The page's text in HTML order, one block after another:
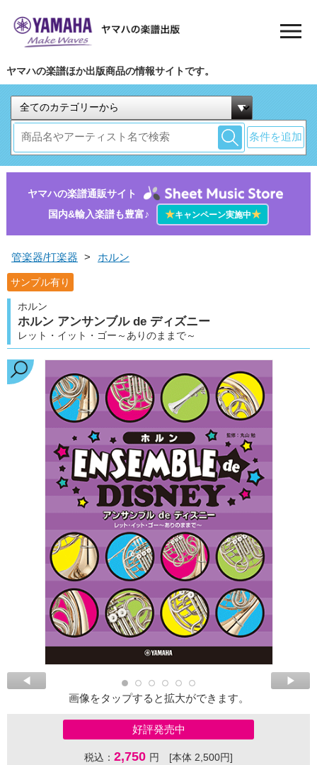
ヤマハの楽譜ほか出版商品の情報サイトです。
条件を追加
ヤマハの楽譜通販サイト
国内&輸入楽譜も豊富♪
★キャンペーン実施中★
管楽器/打楽器 > ホルン
サンプル有り
ホルン
ホルン アンサンブル de ディズニー
レット・イット・ゴー～ありのままで～
画像をタップすると拡大ができます。
好評発売中
税込： 2,750 円 [本体 2,500円]